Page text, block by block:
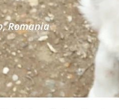
Romania